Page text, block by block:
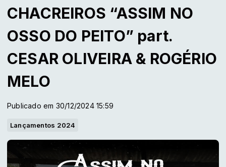
CHACREIROS “ASSIM NO
OSSO DO PEITO” part.
CESAR OLIVEIRA & ROGÉRIO
MELO
Publicado em 30/12/2024 15:59
Lançamentos 2024